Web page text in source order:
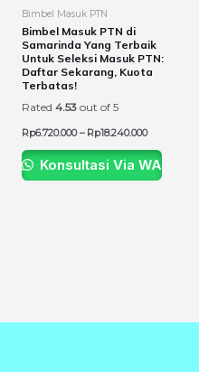
Bimbel Masuk PTN
Bimbel Masuk PTN di
Samarinda Yang Terbaik
Untuk Seleksi Masuk PTN:
Daftar Sekarang, Kuota
Terbatas!
Rated 4.53 out of 5
Rp6.720.000 – Rp18.240.000
variants.
The
be
chosen
on
Konsultasi Via WA